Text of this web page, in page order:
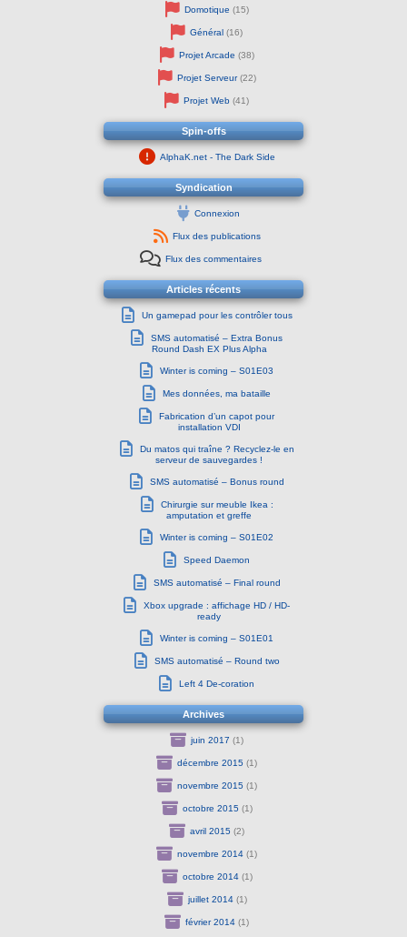
Domotique (15)
Général (16)
Projet Arcade (38)
Projet Serveur(22)
Projet Web (41)
Spin-offs
AlphaK.net - The Dark Side
Syndication
Connexion
Flux des publications
Flux des commentaires
Articles récents
Un gamepad pour les contrôler tous
SMS automatisé – Extra Bonus
Round Dash EX Plus Alpha
Winter is coming – S01E03
Mes données, ma bataille
Fabrication d’un capot pour
installation VDI
Du matos qui traîne ? Recyclez-le en
serveur de sauvegardes !
SMS automatisé – Bonus round
Chirurgie sur meuble Ikea :
amputation et greffe
Winter is coming – S01E02
Speed Daemon
SMS automatisé – Final round
Xbox upgrade : affichage HD / HD-
ready
Winter is coming – S01E01
SMS automatisé – Round two
Left 4 De-coration
Archives
juin 2017 (1)
décembre 2015 (1)
novembre 2015 (1)
octobre 2015 (1)
avril 2015 (2)
novembre 2014 (1)
octobre 2014(1)
juillet 2014(1)
février 2014 (1)